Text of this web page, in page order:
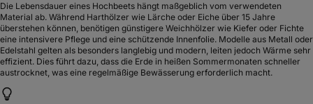
Die Lebensdauer eines Hochbeets hängt maßgeblich vom verwendeten
Material ab. Während Harthölzer wie Lärche oder Eiche über 15 Jahre
überstehen können, benötigen günstigere Weichhölzer wie Kiefer oder Fichte
eine intensivere Pflege und eine schützende Innenfolie. Modelle aus Metall oder
Edelstahl gelten als besonders langlebig und modern, leiten jedoch Wärme sehr
effizient. Dies führt dazu, dass die Erde in heißen Sommermonaten schneller
austrocknet, was eine regelmäßige Bewässerung erforderlich macht.